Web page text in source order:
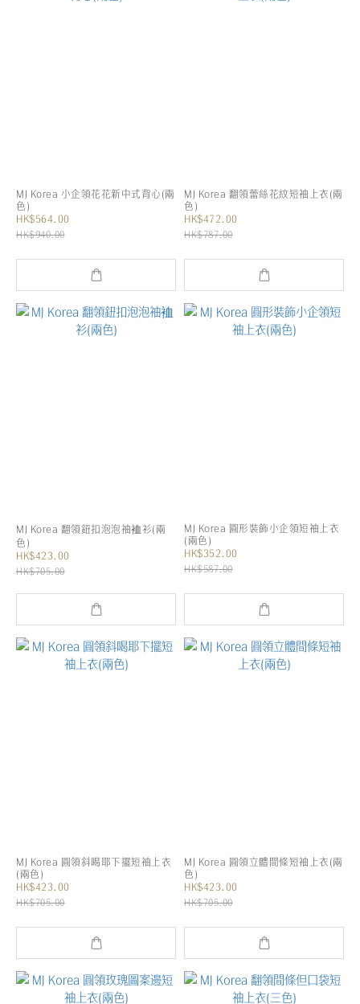
MJ Korea 小企領花花新中式背心(兩
色)
HK$564.00
HK$940.00
MJ Korea 翻領蕾絲花紋短袖上衣(兩
色)
HK$472.00
HK$787.00
MJ Korea 翻領鈕扣泡泡袖裇衫(兩
色)
HK$423.00
HK$705.00
MJ Korea 圓形裝飾小企領短袖上衣
(兩色)
HK$352.00
HK$587.00
MJ Korea 圓領斜喝耶下擺短袖上衣
(兩色)
HK$423.00
HK$705.00
MJ Korea 圓領立體間條短袖上衣(兩
色)
HK$423.00
HK$705.00